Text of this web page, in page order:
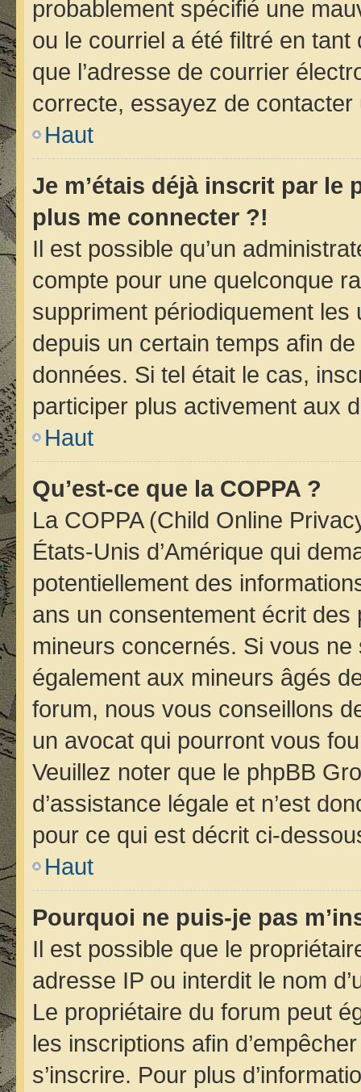
probablement spécifié une
ou le courriel a été filtré en
que l’adresse de courrier
correcte, essayez de contacter
Haut
Je m’étais déjà inscrit par le
plus me connecter ?!
Il est possible qu’un
compte pour une quelconque
suppriment périodiquement les
depuis un certain temps afin
données. Si tel était le cas,
participer plus activement aux
Haut
Qu’est-ce que la COPPA ?
La COPPA (Child Online
États-Unis d’Amérique qui
potentiellement des
ans un consentement écrit
mineurs concernés. Si vous ne
également aux mineurs âgés
forum, nous vous conseillons
un avocat qui pourront vous
Veuillez noter que le phpBB
d’assistance légale et n’est
pour ce qui est décrit ci-
Haut
Pourquoi ne puis-je pas
Il est possible que le
adresse IP ou interdit le nom
Le propriétaire du forum peut
les inscriptions afin
s’inscrire. Pour plus